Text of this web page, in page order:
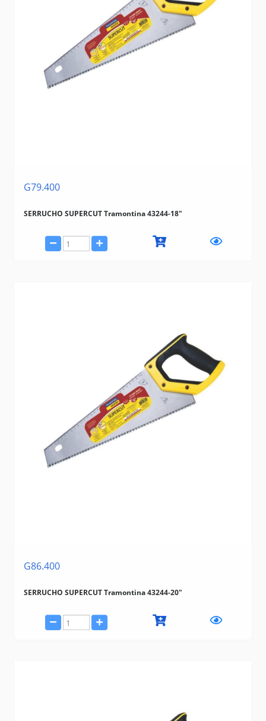
G79.400
SERRUCHO SUPERCUT Tramontina 43244-18"
G86.400
SERRUCHO SUPERCUT Tramontina 43244-20"